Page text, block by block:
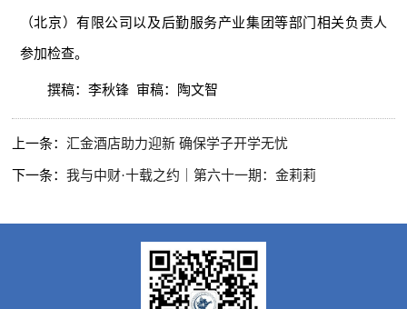
（北京）有限公司以及后勤服务产业集团等部门相关负责人
参加检查。
撰稿：李秋锋 审稿：陶文智
上一条：汇金酒店助力迎新 确保学子开学无忧
下一条：我与中财·十载之约｜第六十一期：金莉莉